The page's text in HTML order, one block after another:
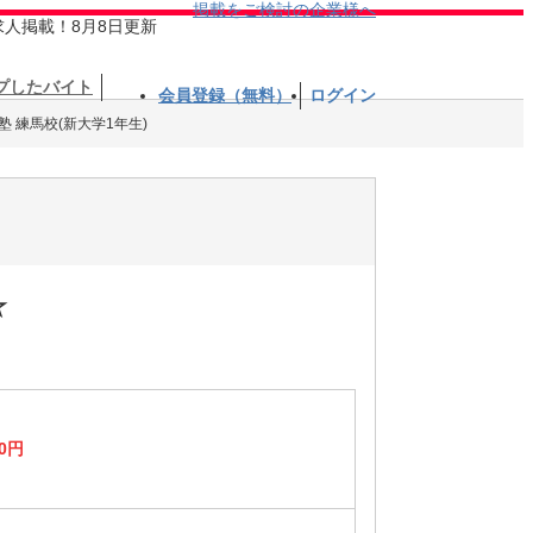
人掲載！8月8日更新
掲載をご検討の企業様へ
したバイト 会員登録（無料） ログイン
練馬校(新大学1年生)
円